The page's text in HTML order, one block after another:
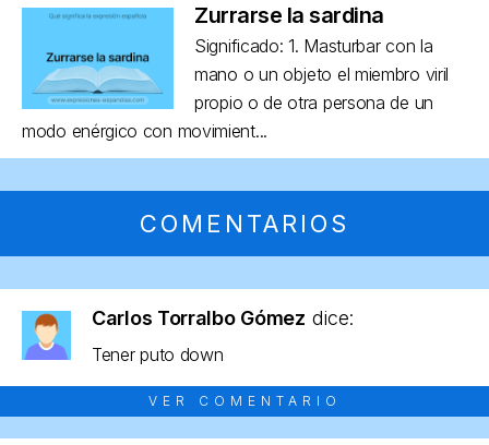
Zurrarse la sardina
Significado: 1. Masturbar con la
mano o un objeto el miembro viril
propio o de otra persona de un
modo enérgico con movimient...
COMENTARIOS
Carlos Torralbo Gómez dice:
Tener puto down
VER COMENTARIO